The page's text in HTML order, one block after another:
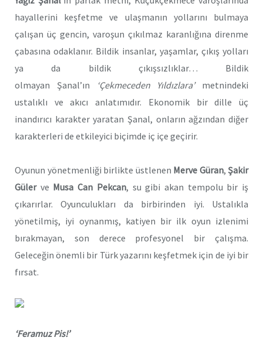
hayallerini keşfetme ve ulaşmanın yollarını bulmaya
çalışan üç gencin, varoşun çıkılmaz karanlığına direnme
çabasına odaklanır. Bildik insanlar, yaşamlar, çıkış yolları
ya da bildik çıkışsızlıklar… Bildik
olmayan
Şanal’ın ‘Çekmeceden Yıldızlara’metnindeki
ustalıklı ve akıcı anlatımıdır. Ekonomik bir dille üç
inandırıcı karakter yaratan Şanal, onların ağzından diğer
karakterleri de etkileyici biçimde iç içe geçirir.
Oyunun yönetmenliği birlikte üstlenen Merve Güran, Şakir
Güler ve Musa Can Pekcan, su gibi akan tempolu bir iş
çıkarırlar. Oyunculukları da birbirinden iyi. Ustalıkla
yönetilmiş, iyi oynanmış, katiyen bir ilk oyun izlenimi
bırakmayan, son derece profesyonel bir çalışma.
Geleceğin önemli bir Türk yazarını keşfetmek için de iyi bir
fırsat.
‘Feramuz Pis!’